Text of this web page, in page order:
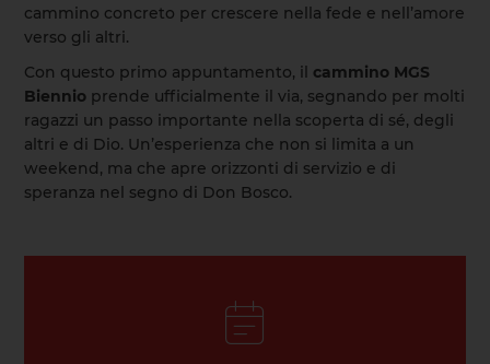
cammino concreto per crescere nella fede e nell’amore
verso gli altri.
Con questo primo appuntamento, il cammino MGS
Biennio prende ufficialmente il via, segnando per molti
ragazzi un passo importante nella scoperta di sé, degli
altri e di Dio. Un’esperienza che non si limita a un
weekend, ma che apre orizzonti di servizio e di
speranza nel segno di Don Bosco.